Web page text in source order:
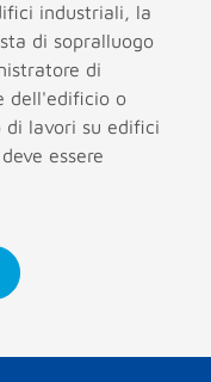
industriali, la
di sopralluogo
di
dell'edificio o
di lavori su edifici
essere